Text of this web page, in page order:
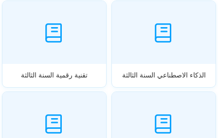
الذكاء الاصطناعي السنة الثالثة تقنية رقمية السنة الثالثة